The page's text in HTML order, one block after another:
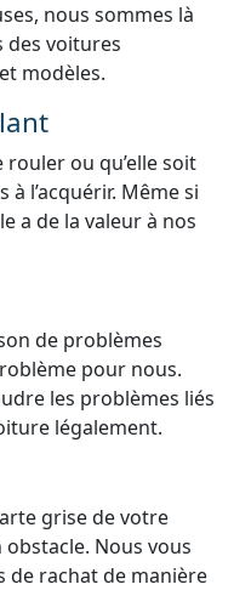
nous sommes là
des voitures
modèles.
ou qu’elle soit
l’acquérir. Même si
a de la valeur à nos
de problèmes
pour nous.
les problèmes liés
légalement.
grise de votre
Nous vous
de rachat de manière